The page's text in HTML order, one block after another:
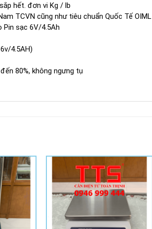
hết. đơn vi Kg / lb
TCVN cũng như tiêu chuẩn Quốc Tế OIML
Pin sạc 6V/4.5Ah
4.5AH)
80%, không ngưng tụ
Add to
Wishlist